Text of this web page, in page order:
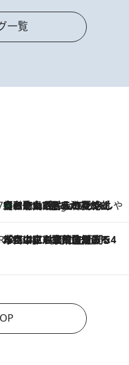
一覧
府県の手みやげ ひんやりスイーツで夏を満喫
3 Hours Ago
【和歌山県】この夏絶対食べたい 冷やしておいしいおやつ3選 みかんがごろっと丸ごと入ったジュレ
CHOICE
2026.8.7
「立川にも歌舞伎があるんだよ」 片岡仁左衛門・市川中車ら豪華座組みで4年目の立川立飛歌舞伎へ